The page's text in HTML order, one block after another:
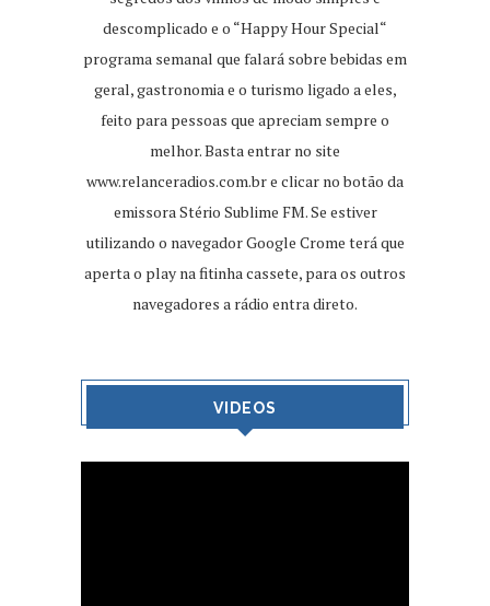
descomplicado e o “Happy Hour Special“
programa semanal que falará sobre bebidas em
geral, gastronomia e o turismo ligado a eles,
feito para pessoas que apreciam sempre o
melhor. Basta entrar no site
www.relanceradios.com.bre clicar no botão da
emissora Stério Sublime FM. Se estiver
utilizando o navegador Google Crome terá que
aperta o play na fitinha cassete, para os outros
navegadores a rádio entra direto.
VIDEOS